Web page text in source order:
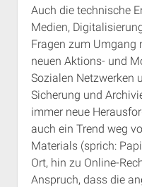
Auch die technische
Medien,
Fragen zum Umgang
neuen Aktions- und
Sozialen Netzwerken
Sicherung und
immer neue
auch ein Trend weg
Materials (sprich:
Ort, hin zu Online-
Anspruch, dass die